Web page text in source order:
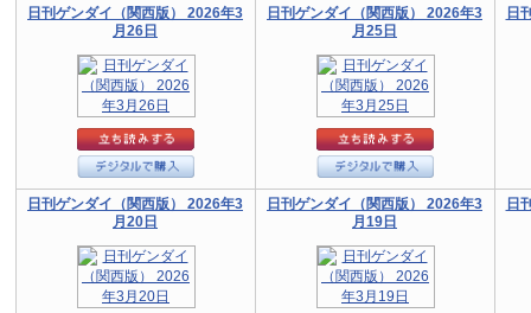
日刊ゲンダイ（関西版） 2026年3
月26日
日刊ゲンダイ（関西版） 2026年3
月25日
日
日刊ゲンダイ（関西版） 2026年3
月20日
日刊ゲンダイ（関西版） 2026年3
月19日
日